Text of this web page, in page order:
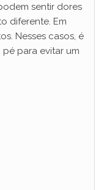
sentir dores
diferente. Em
Nesses casos, é
para evitar um